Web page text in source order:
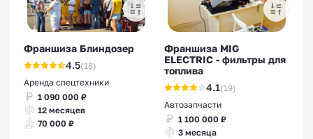
Франшиза Блиндозер
4.5(18)
Аренда спецтехники
1 090 000 ₽
12 месяцев
70 000 ₽
Франшиза MIG
ELECTRIC - фильтры для
топлива
4.1(19)
Автозапчасти
1 100 000 ₽
3 месяца